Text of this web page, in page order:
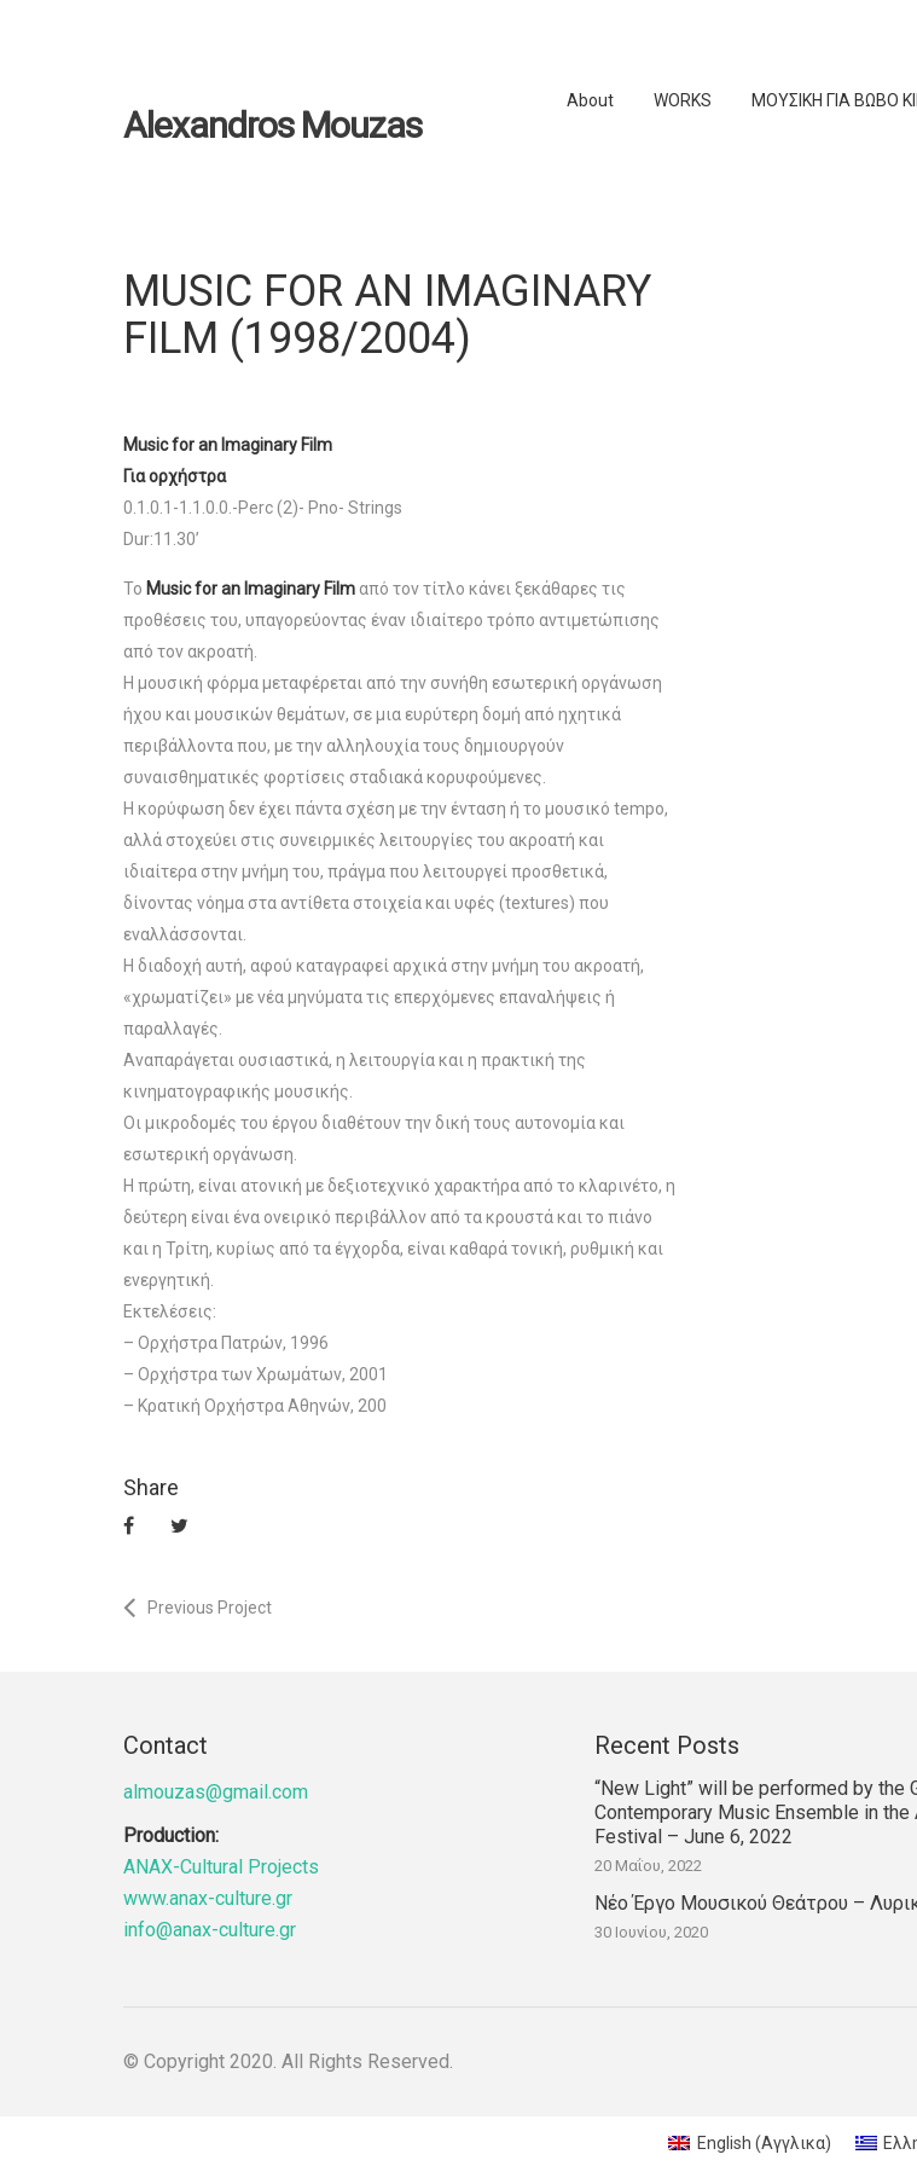
Alexandros Mouzas
About WORKS ΜΟΥΣΙΚΗ ΓΙΑ ΒΩΒΟ
MUSIC FOR AN IMAGINARY
FILM (1998/2004)
Music for an Ιmaginary Film
Για ορχήστρα
0.1.0.1-1.1.0.0.-Perc (2)- Pno- Strings
Dur:11.30’
Το Music for an Imaginary Film από τον τίτλο κάνει ξεκάθαρες τις
προθέσεις του, υπαγορεύοντας έναν ιδιαίτερο τρόπο αντιμετώπισης
από τον ακροατή.
Η μουσική φόρμα μεταφέρεται από την συνήθη εσωτερική οργάνωση
ήχου και μουσικών θεμάτων, σε μια ευρύτερη δομή από ηχητικά
περιβάλλοντα που, με την αλληλουχία τους δημιουργούν
συναισθηματικές φορτίσεις σταδιακά κορυφούμενες.
Η κορύφωση δεν έχει πάντα σχέση με την ένταση ή το μουσικό tempo,
αλλά στοχεύει στις συνειρμικές λειτουργίες του ακροατή και
ιδιαίτερα στην μνήμη του, πράγμα που λειτουργεί προσθετικά,
δίνοντας νόημα στα αντίθετα στοιχεία και υφές (textures) που
εναλλάσσονται.
Η διαδοχή αυτή, αφού καταγραφεί αρχικά στην μνήμη του ακροατή,
«χρωματίζει» με νέα μηνύματα τις επερχόμενες επαναλήψεις ή
παραλλαγές.
Αναπαράγεται ουσιαστικά, η λειτουργία και η πρακτική της
κινηματογραφικής μουσικής.
Οι μικροδομές του έργου διαθέτουν την δική τους αυτονομία και
εσωτερική οργάνωση.
Η πρώτη, είναι ατονική με δεξιοτεχνικό χαρακτήρα από το κλαρινέτο, η
δεύτερη είναι ένα ονειρικό περιβάλλον από τα κρουστά και το πιάνο
και η Τρίτη, κυρίως από τα έγχορδα, είναι καθαρά τονική, ρυθμική και
ενεργητική.
Εκτελέσεις:
– Ορχήστρα Πατρών, 1996
– Ορχήστρα των Χρωμάτων, 2001
– Κρατική Ορχήστρα Αθηνών, 200
Share
Previous Project
Contact
almouzas@gmail.com
Production:
ANAX-Cultural Projects
www.anax-culture.gr
info@anax-culture.gr
Recent Posts
“New Light” will be performed by the
Contemporary Music Ensemble in the
Festival – June 6, 2022
20 Μαΐου, 2022
Νέο Έργο Μουσικού Θεάτρου –
30 Ιουνίου, 2020
© Copyright 2020. All Rights Reserved.
English (Αγγλικα)